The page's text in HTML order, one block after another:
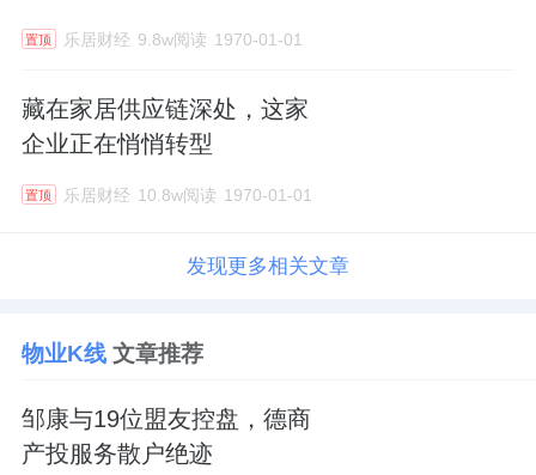
置顶 乐居财经 9.8w阅读 1970-01-01
藏在家居供应链深处，这家
企业正在悄悄转型
置顶 乐居财经 10.8w阅读 1970-01-01
发现更多相关文章
物业K线文章推荐
邹康与19位盟友控盘，德商
产投服务散户绝迹